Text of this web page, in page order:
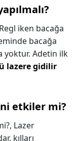
Regl iken bacağa
bacağa
yoktur. Adetin ilk
lazere gidilir
etkiler mi?
Lazer
kılları